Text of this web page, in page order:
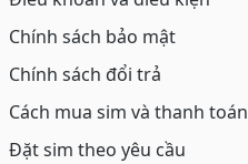
Chính sách bảo mật
Chính sách đổi trả
Cách mua sim và thanh toán
Đặt sim theo yêu cầu